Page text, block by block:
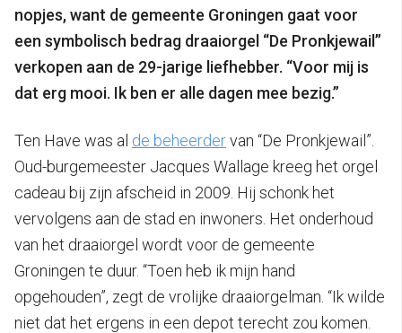
nopjes, want de gemeente Groningen gaat voor
een symbolisch bedrag draaiorgel “De Pronkjewail”
verkopen aan de 29-jarige liefhebber. “Voor mij is
dat erg mooi. Ik ben er alle dagen mee bezig.”
Ten Have was al de beheerdervan “De Pronkjewail”.
Oud-burgemeester Jacques Wallage kreeg het orgel
cadeau bij zijn afscheid in 2009. Hij schonk het
vervolgens aan de stad en inwoners. Het onderhoud
van het draaiorgel wordt voor de gemeente
Groningen te duur. “Toen heb ik mijn hand
opgehouden”, zegt de vrolijke draaiorgelman. “Ik wilde
niet dat het ergens in een depot terecht zou komen.